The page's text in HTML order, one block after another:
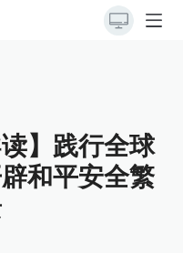
】践行全球
和平安全繁